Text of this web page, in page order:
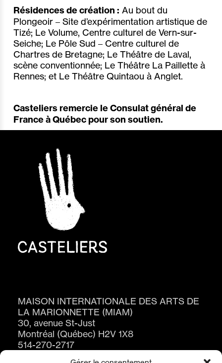
Résidences de création : Au bout du
Plongeoir – Site d’expérimentation artistique de
Tizé; Le Volume, Centre culturel de Vern-sur-
Seiche; Le Pôle Sud – Centre culturel de
Chartres de Bretagne; Le Théâtre de Laval,
scène conventionnée; Le Théâtre La Paillette à
Rennes; et Le Théâtre Quintaou à Anglet.
Casteliers remercie le Consulat général de
France à Québec pour son soutien.
MAISON INTERNATIONALE DES ARTS DE
LA MARIONNETTE (MIAM)
30, avenue St-Just
Montréal (Québec) H2V 1X8
514-270-2717